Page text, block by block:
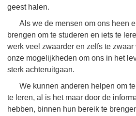
geest halen.
Als we de mensen om ons heen
brengen om te studeren en iets te
werk veel zwaarder en zelfs te
onze mogelijkheden om ons in het
sterk achteruitgaan.
We kunnen anderen helpen om
te leren, al is het maar door de
hebben, binnen hun bereik te